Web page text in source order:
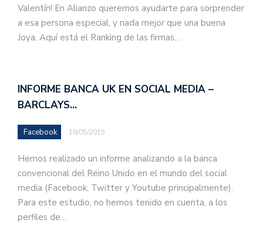
Valentín! En Alianzo queremos ayudarte para sorprender
a esa persona especial, y nada mejor que una buena
Joya. Aquí está el Ranking de las firmas…
INFORME BANCA UK EN SOCIAL MEDIA –
BARCLAYS…
Facebook 18/05/2015
Hemos realizado un informe analizando a la banca
convencional del Reino Unido en el mundo del social
media (Facebook, Twitter y Youtube principalmente).
Para este estudio, no hemos tenido en cuenta, a los
perfiles de…